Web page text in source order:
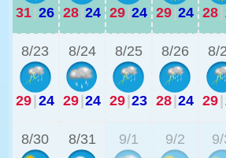
31|26 28|24 29|24 29|24 28|
8/23
29|24
8/24
29|24
8/25
29|23
8/26
28|24
8/
29|
8/30 8/31 9/1 9/2